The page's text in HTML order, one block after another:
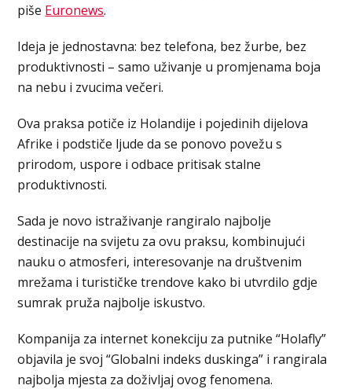
piše Euronews.
Ideja je jednostavna: bez telefona, bez žurbe, bez
produktivnosti – samo uživanje u promjenama boja
na nebu i zvucima večeri.
Ova praksa potiče iz Holandije i pojedinih dijelova
Afrike i podstiče ljude da se ponovo povežu s
prirodom, uspore i odbace pritisak stalne
produktivnosti.
Sada je novo istraživanje rangiralo najbolje
destinacije na svijetu za ovu praksu, kombinujući
nauku o atmosferi, interesovanje na društvenim
mrežama i turističke trendove kako bi utvrdilo gdje
sumrak pruža najbolje iskustvo.
Kompanija za internet konekciju za putnike “Holafly”
objavila je svoj “Globalni indeks duskinga” i rangirala
najbolja mjesta za doživljaj ovog fenomena.